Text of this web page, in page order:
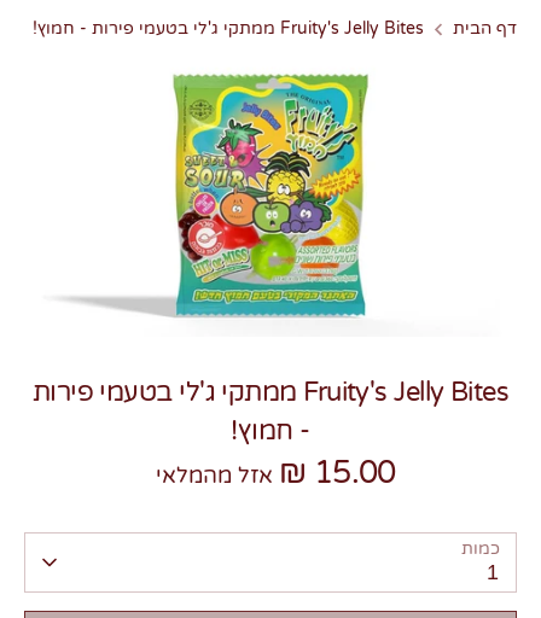
דף הבית Fruity's Jelly Bites ממתקי ג'לי בטעמי פירות - חמוץ!
Fruity's Jelly Bites ממתקי ג'לי בטעמי פירות
- חמוץ!
15.00 ₪ אזל מהמלאי
כמות
1